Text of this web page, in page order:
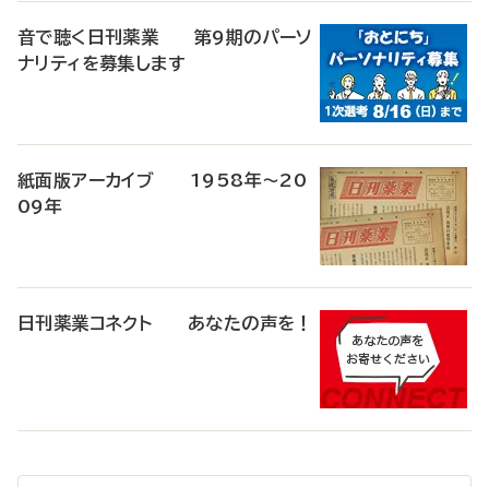
音で聴く日刊薬業 第9期のパーソ
ナリティを募集します
紙面版アーカイブ 1958年～20
09年
日刊薬業コネクト あなたの声を！